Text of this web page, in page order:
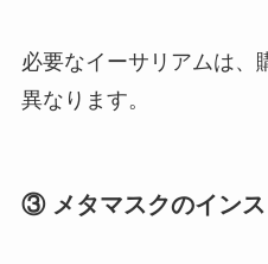
必要なイーサリアムは、
異なります。
③ メタマスクのイン